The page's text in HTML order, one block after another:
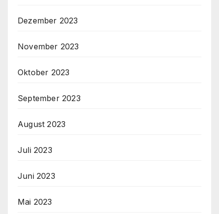
Dezember 2023
November 2023
Oktober 2023
September 2023
August 2023
Juli 2023
Juni 2023
Mai 2023